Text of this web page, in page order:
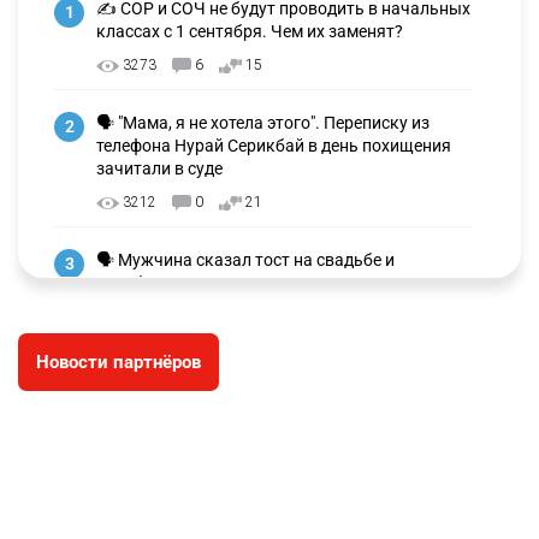
1
✍️ СОР и СОЧ не будут проводить в начальных
классах с 1 сентября. Чем их заменят?
3273 6 15
2
🗣 "Мама, я не хотела этого". Переписку из
телефона Нурай Серикбай в день похищения
зачитали в суде
3212 0 21
3
🗣 Мужчина сказал тост на свадьбе и
заработал уголовное дело
🐏 Скота больше, а мясо дороже. Почему в
Казахстане продолжают расти цены на
Новости партнёров